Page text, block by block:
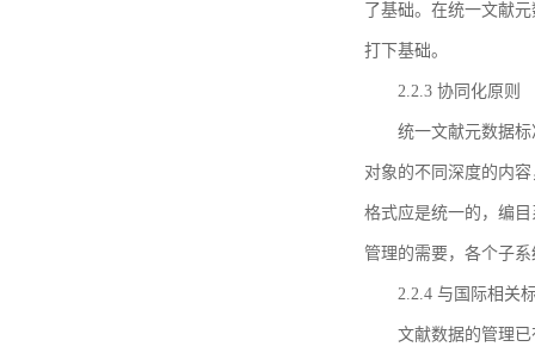
了基础。在统一文献
打下基础。
2.2.3 协同化原则
统一文献元数据
对象的不同深度的内
格式应是统一的，编
管理的需要，各个子
2.2.4 与国际相关
文献数据的管理